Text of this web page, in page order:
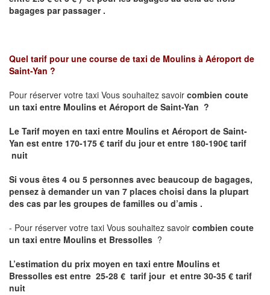
bagages par passager .
Quel tarif pour une course de taxi de Moulins à Aéroport de
Saint-Yan ?
Pour réserver votre taxi Vous souhaitez savoir combien coute
un taxi entre Moulins et Aéroport de Saint-Yan ?
Le Tarif moyen en taxi entre Moulins et Aéroport de Saint-
Yan est entre 170-175 € tarif du jour et entre 180-190€ tarif
nuit
Si vous êtes 4 ou 5 personnes avec beaucoup de bagages,
pensez à demander un van 7 places choisi dans la plupart
des cas par les groupes de familles ou d’amis .
- Pour réserver votre taxi Vous souhaitez savoir combien coute
un taxi entre Moulins et Bressolles ?
L’estimation du prix moyen en taxi entre Moulins et
Bressolles est entre 25-28 € tarif jour et entre 30-35 € tarif
nuit